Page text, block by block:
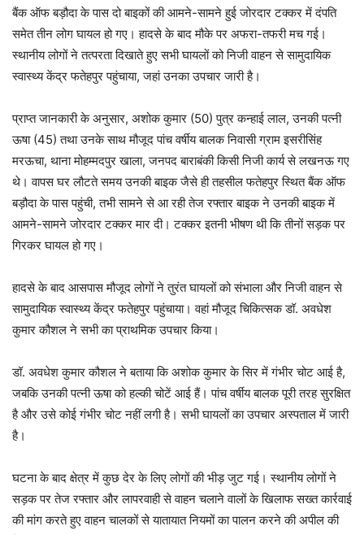
बैंक ऑफ बड़ौदा के पास दो बाइकों की आमने-सामने हुई जोरदार टक्कर में दंपति
समेत तीन लोग घायल हो गए। हादसे के बाद मौके पर अफरा-तफरी मच गई।
स्थानीय लोगों ने तत्परता दिखाते हुए सभी घायलों को निजी वाहन से सामुदायिक
स्वास्थ्य केंद्र फतेहपुर पहुंचाया, जहां उनका उपचार जारी है।
प्राप्त जानकारी के अनुसार, अशोक कुमार (50) पुत्र कन्हाई लाल, उनकी पत्नी
ऊषा (45) तथा उनके साथ मौजूद पांच वर्षीय बालक निवासी ग्राम इसरीसिंह
मरऊचा, थाना मोहम्मदपुर खाला, जनपद बाराबंकी किसी निजी कार्य से लखनऊ गए
थे। वापस घर लौटते समय उनकी बाइक जैसे ही तहसील फतेहपुर स्थित बैंक ऑफ
बड़ौदा के पास पहुंची, तभी सामने से आ रही तेज रफ्तार बाइक ने उनकी बाइक में
आमने-सामने जोरदार टक्कर मार दी। टक्कर इतनी भीषण थी कि तीनों सड़क पर
गिरकर घायल हो गए।
हादसे के बाद आसपास मौजूद लोगों ने तुरंत घायलों को संभाला और निजी वाहन से
सामुदायिक स्वास्थ्य केंद्र फतेहपुर पहुंचाया। वहां मौजूद चिकित्सक डॉ. अवधेश
कुमार कौशल ने सभी का प्राथमिक उपचार किया।
डॉ. अवधेश कुमार कौशल ने बताया कि अशोक कुमार के सिर में गंभीर चोट आई है,
जबकि उनकी पत्नी ऊषा को हल्की चोटें आई हैं। पांच वर्षीय बालक पूरी तरह सुरक्षित
है और उसे कोई गंभीर चोट नहीं लगी है। सभी घायलों का उपचार अस्पताल में जारी
है।
घटना के बाद क्षेत्र में कुछ देर के लिए लोगों की भीड़ जुट गई। स्थानीय लोगों ने
सड़क पर तेज रफ्तार और लापरवाही से वाहन चलाने वालों के खिलाफ सख्त कार्रवाई
की मांग करते हुए वाहन चालकों से यातायात नियमों का पालन करने की अपील की